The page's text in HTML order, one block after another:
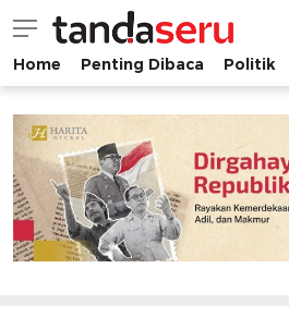
tandaseru.com | Penting
tandaseru.com
Home Penting Dibaca Politik